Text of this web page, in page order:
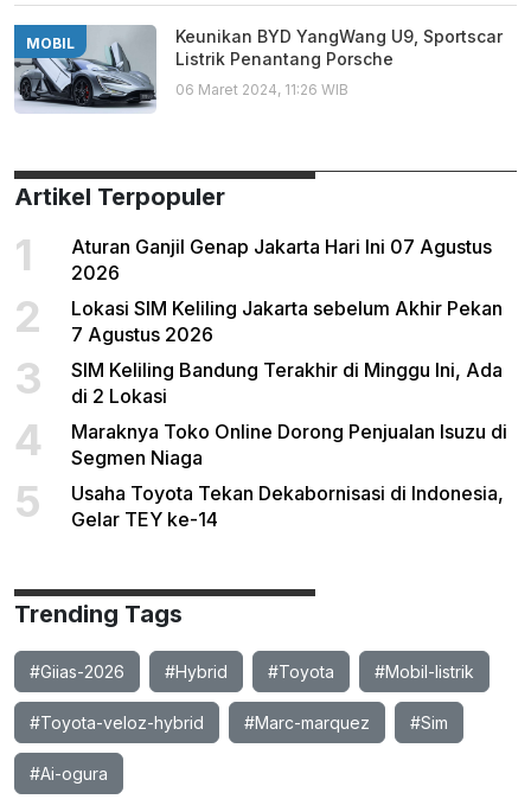
MOBIL
Keunikan BYD YangWang U9, Sportscar
Listrik Penantang Porsche
06 Maret 2024, 11:26 WIB
Artikel Terpopuler
1
Aturan Ganjil Genap Jakarta Hari Ini 07 Agustus
2026
2
Lokasi SIM Keliling Jakarta sebelum Akhir Pekan
7 Agustus 2026
3
SIM Keliling Bandung Terakhir di Minggu Ini, Ada
di 2 Lokasi
4
Maraknya Toko Online Dorong Penjualan Isuzu di
Segmen Niaga
5
Usaha Toyota Tekan Dekabornisasi di Indonesia,
Gelar TEY ke-14
Trending Tags
#Giias-2026 #Hybrid #Toyota #Mobil-listrik
#Toyota-veloz-hybrid #Marc-marquez #Sim
#Ai-ogura